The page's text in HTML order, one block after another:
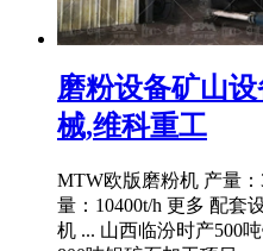
磨粉设备矿山
械,维科重工
MTW欧版磨粉机 产量
量：10400t/h 更多 配套
机 ... 山西临汾时产500